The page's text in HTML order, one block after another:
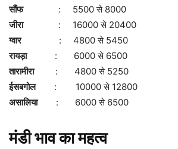
सौंफ
: 5500 से 8000
जीरा : 16000 से 20400
ग्वार
: 4800 से 5450
रायड़ा : 6000 से 6500
तारामीरा: 4800 से 5250
ईसबगोल
: 10000 से 12800
असालिया : 6000 से 6500
मंडी भाव का महत्व